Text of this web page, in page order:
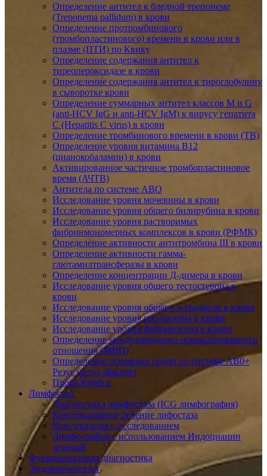
Определение антител к бледной трепонеме
(Treponema pallidum) в крови
Определение протромбинового
(тромбопластинового) времени в крови или в
плазме (ПТИ) по Квику
Определение содержания антител к
тиреопероксидазе в крови
Определение содержания антител к тироглобулину
в сыворотке крови
Определение суммарных антител классов M и G
(anti-HCV IgG и anti-HCV IgM) к вирусу гепатита
C (Hepatitis C virus) в крови
Определение тромбинового времени в крови (ТВ)
Определение уровня витамина B12
(цианокобаламин) в крови
Активированное частичное тромбопластиновое
время (АЧТВ)
Антитела по системе АВО
Исследование уровня мочевины в крови
Исследование уровня общего билирубина в крови
Исследование уровня растворимых
фибринмономерных комплексов в крови (РФМК)
Определение активности антитромбина III в крови
Определение активности гамма-
глютамилтрансферазы в крови
Определение концентрации Д-димера в крови
Исследование уровня общего тестостерона в
крови
Исследование уровня общего эстрадиола в крови
Исследование уровня пролактина в крови
Исследование уровня фибриногена в крови
Определение международного нормализованного
отношения (МНО)
Определение основных групп по системе AB0+
Резус (резус-фактор)
Проба Кумбса
Лимфостаз
Диагностика лимфостаза (ICG лимфография)
Консервативное лечение лифостаза
Консультация с исследованием
Лимфография с использованием Индоцианин
зеленый
Функциональная диагностика
Эндокринология